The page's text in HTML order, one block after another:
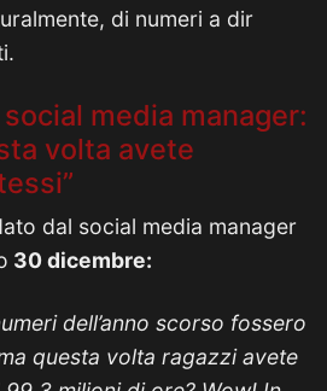
di numeri a dir
social media manager:
volta avete
dal social media manager
30 dicembre:
dell’anno scorso fossero
questa volta ragazzi avete